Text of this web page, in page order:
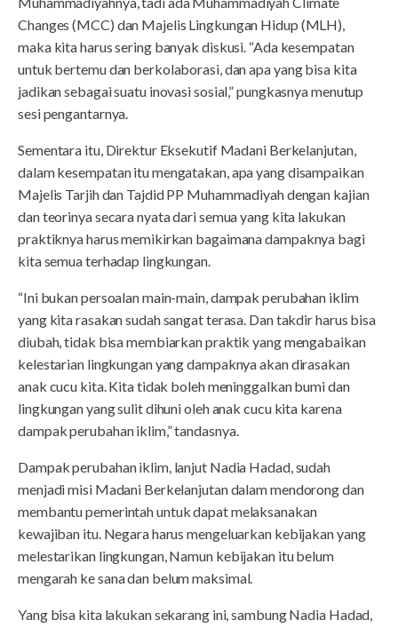
Changes (MCC) dan Majelis Lingkungan Hidup (MLH),
maka kita harus sering banyak diskusi. “Ada kesempatan
untuk bertemu dan berkolaborasi, dan apa yang bisa kita
jadikan sebagai suatu inovasi sosial,” pungkasnya menutup
sesi pengantarnya.
Sementara itu, Direktur Eksekutif Madani Berkelanjutan,
dalam kesempatan itu mengatakan, apa yang disampaikan
Majelis Tarjih dan Tajdid PP Muhammadiyah dengan kajian
dan teorinya secara nyata dari semua yang kita lakukan
praktiknya harus memikirkan bagaimana dampaknya bagi
kita semua terhadap lingkungan.
“Ini bukan persoalan main-main, dampak perubahan iklim
yang kita rasakan sudah sangat terasa. Dan takdir harus bisa
diubah, tidak bisa membiarkan praktik yang mengabaikan
kelestarian lingkungan yang dampaknya akan dirasakan
anak cucu kita. Kita tidak boleh meninggalkan bumi dan
lingkungan yang sulit dihuni oleh anak cucu kita karena
dampak perubahan iklim,” tandasnya.
Dampak perubahan iklim, lanjut Nadia Hadad, sudah
menjadi misi Madani Berkelanjutan dalam mendorong dan
membantu pemerintah untuk dapat melaksanakan
kewajiban itu. Negara harus mengeluarkan kebijakan yang
melestarikan lingkungan, Namun kebijakan itu belum
mengarah ke sana dan belum maksimal.
Yang bisa kita lakukan sekarang ini, sambung Nadia Hadad,